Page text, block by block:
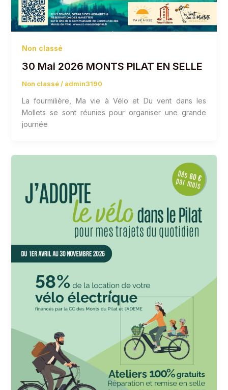
Non classé
30 Mai 2026 MONTS PILAT EN SELLE
Non classé/ admin3190
La fourmilière, Ma vie à Vélo et Du vent dans les
Mollets se sont réunies pour organiser une grande
journée